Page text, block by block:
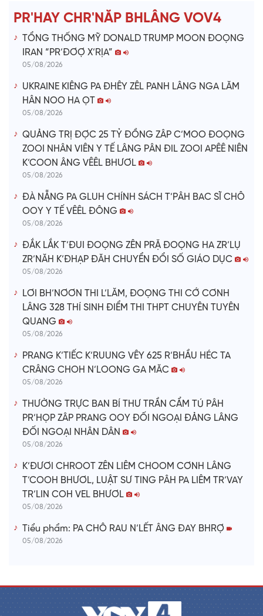
e
o
PR'HAY CHR'NĂP BHLÂNG VOV4
TỔNG THỐNG MỸ DONALD TRUMP MOON ĐOỌNG
IRAN “PR’ĐƠỢ X’RỊA”
05/08/2026
UKRAINE KIÊNG PA ĐHÊY ZÊL PANH LÂNG NGA LĂM
HÂN NOO HA ỌT
05/08/2026
QUẢNG TRỊ ĐỢC 25 TỶ ĐỒNG ZÂP C’MOO ĐOỌNG
ZOOI NHÂN VIÊN Y TẾ LÂNG PÂN ĐIL ZOOI APÊÊ NIÊN
K’COON ÂNG VÊÊL BHƯƠL
05/08/2026
ĐÀ NẴNG PA GLUH CHÍNH SÁCH T’PÂH BAC SĨ CHÔ
OOY Y TẾ VÊÊL ĐÔNG
05/08/2026
ĐẮK LẮK T’ĐUI ĐOỌNG ZÊN PRẶ ĐOỌNG HA ZR’LỤ
ZR’NĂH K’ĐHẠP ĐĂH CHUYỂN ĐỔI SỐ GIÁO DỤC
05/08/2026
LƠI BH’NƠƠN THI L’LĂM, ĐOỌNG THI CỚ CƠNH
LÂNG 328 THÍ SINH ĐIỂM THI THPT CHUYÊN TUYÊN
QUANG
05/08/2026
PRANG K’TIẾC K’RUUNG VÊY 625 R’BHẦU HÉC TA
CRÂNG CHOH N’LOONG GA MĂC
05/08/2026
THƯỜNG TRỰC BAN BÍ THƯ TRẦN CẨM TÚ PÂH
PR’HỌP ZÂP PRANG OOY ĐỐI NGOẠI ĐẢNG LÂNG
ĐỐI NGOẠI NHÂN DÂN
05/08/2026
K’ĐƯƠI CHROOT ZÊN LIÊM CHOOM CƠNH LÂNG
T’COOH BHƯƠL, LUẬT SƯ TING PÂH PA LIÊM TR’VAY
TR’LIN COH VEL BHƯƠL
05/08/2026
Tiểu phẩm: PA CHÔ RAU N’LẾT ÂNG ĐAY BHRỢ
05/08/2026